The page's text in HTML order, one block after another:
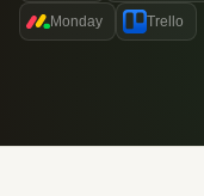
Monday Trello